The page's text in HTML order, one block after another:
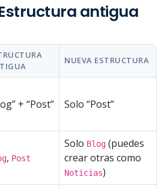
antigua
NUEVA ESTRUCTURA
+ “Post” Solo “Post”
, Post
Solo Blog (puedes
crear otras como
Noticias)